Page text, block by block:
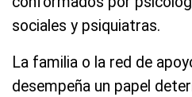
sociales y psiquiatras.
La familia o la red de
desempeña un papel